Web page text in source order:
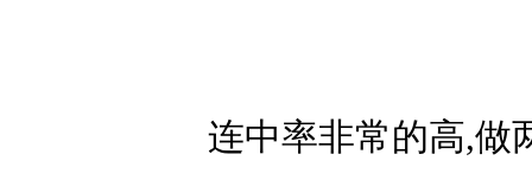
连中率非常的高,做